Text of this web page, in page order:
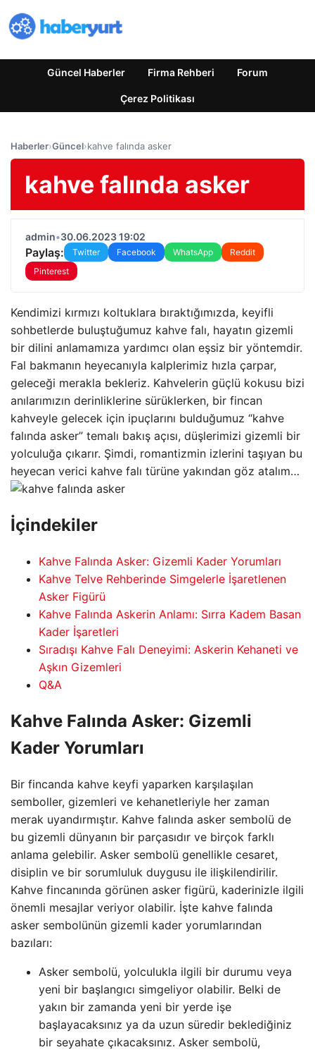
Güncel Haberler Firma Rehberi Forum
Çerez Politikası
Haberler›Güncel›kahve falında asker
kahve falında asker
admin•30.06.2023 19:02
Paylaş: Twitter Facebook WhatsApp
Reddit
Pinterest
Kendimizi kırmızı koltuklara bıraktığımızda, keyifli
sohbetlerde buluştuğumuz kahve falı, hayatın gizemli
bir dilini anlamamıza yardımcı olan eşsiz bir yöntemdir.
Fal bakmanın heyecanıyla kalplerimiz hızla çarpar,
geleceği merakla bekleriz. Kahvelerin güçlü kokusu bizi
anılarımızın derinliklerine sürüklerken, bir fincan
kahveyle gelecek için ipuçlarını bulduğumuz “kahve
falında asker” temalı bakış açısı, düşlerimizi gizemli bir
yolculuğa çıkarır. Şimdi, romantizmin izlerini taşıyan bu
heyecan verici kahve falı türüne yakından göz atalım…
İçindekiler
Kahve Falında Asker: Gizemli Kader Yorumları
Kahve Telve Rehberinde Simgelerle İşaretlenen
Asker Figürü
Kahve Falında Askerin Anlamı: Sırra Kadem Basan
Kader İşaretleri
Sıradışı Kahve Falı Deneyimi: Askerin Kehaneti ve
Aşkın Gizemleri
Q&A
Kahve Falında Asker: Gizemli
Kader Yorumları
Bir fincanda kahve keyfi yaparken karşılaşılan
semboller, gizemleri ve kehanetleriyle her zaman
merak uyandırmıştır. Kahve falında asker sembolü de
bu gizemli dünyanın bir parçasıdır ve birçok farklı
anlama gelebilir. Asker sembolü genellikle cesaret,
disiplin ve bir sorumluluk duygusu ile ilişkilendirilir.
Kahve fincanında görünen asker figürü, kaderinizle ilgili
önemli mesajlar veriyor olabilir. İşte kahve falında
asker sembolünün gizemli kader yorumlarından
bazıları:
Asker sembolü, yolculukla ilgili bir durumu veya
yeni bir başlangıcı simgeliyor olabilir. Belki de
yakın bir zamanda yeni bir yerde işe
başlayacaksınız ya da uzun süredir beklediğiniz
bir seyahate çıkacaksınız. Asker sembolü,